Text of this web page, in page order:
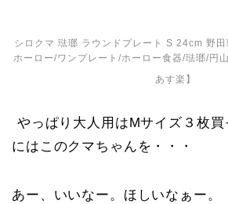
シロクマ 琺瑯 ラウンドプレート S 24cm 野
ホーロー/ワンプレート/ホーロー食器/琺瑯/円
あす楽】
やっぱり大人用はMサイズ３枚
にはこのクマちゃんを・・・
あー、いいなー。ほしいなぁー。